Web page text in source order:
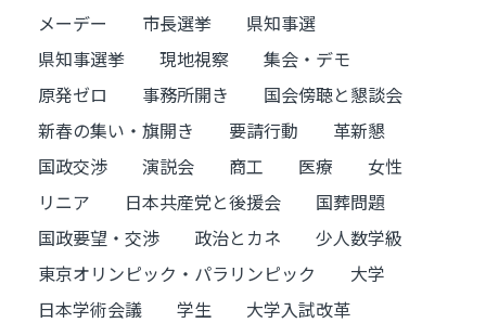
メーデー
市長選挙
県知事選
県知事選挙
現地視察
集会・デモ
原発ゼロ
事務所開き
国会傍聴と懇談会
新春の集い・旗開き
要請行動
革新懇
国政交渉
演説会 商工 医療
女性
リニア
日本共産党と後援会
国葬問題
国政要望・交渉
政治とカネ
少人数学級
東京オリンピック・パラリンピック
大学
日本学術会議
学生
大学入試改革